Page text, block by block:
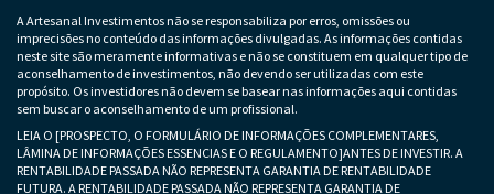
A Artesanal Investimentos não se responsabiliza por erros, omissões ou
imprecisões no conteúdo das informações divulgadas. As informações contidas
neste site são meramente informativas e não se constituem em qualquer tipo de
aconselhamento de investimentos, não devendo ser utilizadas com este
propósito. Os investidores não devem se basear nas informações aqui contidas
sem buscar o aconselhamento de um profissional.
LEIA O [PROSPECTO, O FORMULÁRIO DE INFORMAÇÕES COMPLEMENTARES,
LÂMINA DE INFORMAÇÕES ESSENCIAS E O REGULAMENTO]ANTES DE INVESTIR. A
RENTABILIDADE PASSADA NÃO REPRESENTA GARANTIA DE RENTABILIDADE
FUTURA. A RENTABILIDADE PASSADA NÃO REPRESENTA GARANTIA DE